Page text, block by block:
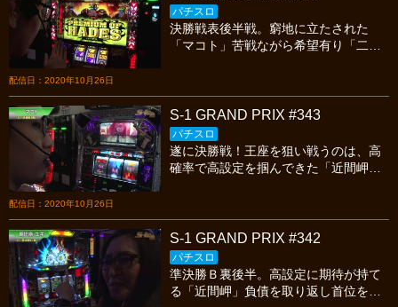
配信日：2020年10月26日
パチスロ
決勝戦表後半戦。窮地に立たされた
「マコト」苦戦ながら希望有り「二階
スロットバトルを見逃すな！
配信日：2020年10月26日
S-1 GRAND PRIX #343
パチスロ
遂に決勝戦！王座を狙い戦うのは、高
確率で高設定を掴んできた「近間岬」
トバトルを見逃すな！
S-1 GRAND PRIX #342
パチスロ
準決勝Ｂ裏後半。高設定に期待が持て
る「近間岬」負債を取り返し首位を掴